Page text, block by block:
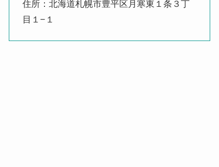
住所：北海道札幌市豊平区月寒東１条３丁
目１−１